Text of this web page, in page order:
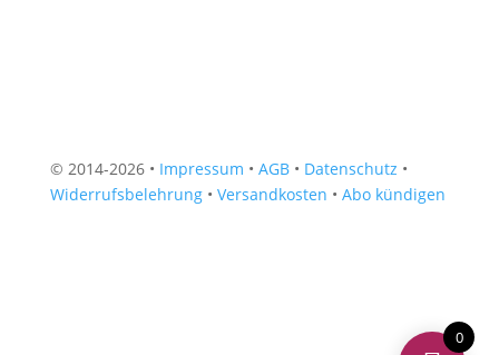
© 2014-2026 • Impressum • AGB• Datenschutz •
Widerrufsbelehrung• Versandkosten • Abo kündigen
0